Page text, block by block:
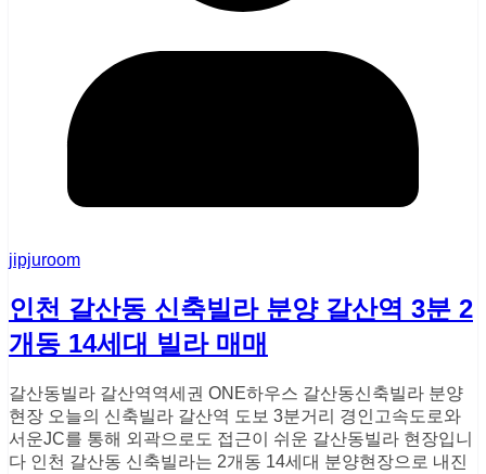
jipjuroom
인천 갈산동 신축빌라 분양 갈산역 3분 2
개동 14세대 빌라 매매
갈산동빌라 갈산역역세권 ONE하우스 갈산동신축빌라 분양
현장 오늘의 신축빌라 갈산역 도보 3분거리 경인고속도로와
서운JC를 통해 외곽으로도 접근이 쉬운 갈산동빌라 현장입니
다 인천 갈산동 신축빌라는 2개동 14세대 분양현장으로 내진